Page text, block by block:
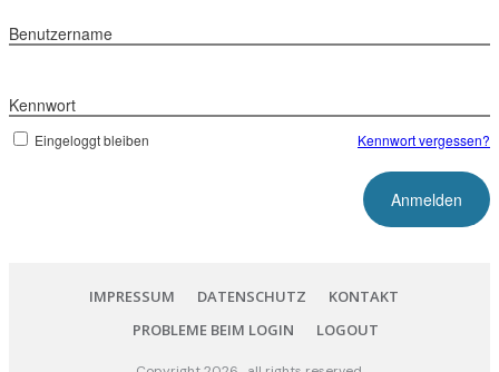
Benutzername
Kennwort
Eingeloggt bleiben Kennwort vergessen?
IMPRESSUM DATENSCHUTZ
KONTAKT
PROBLEME BEIM LOGIN
LOGOUT